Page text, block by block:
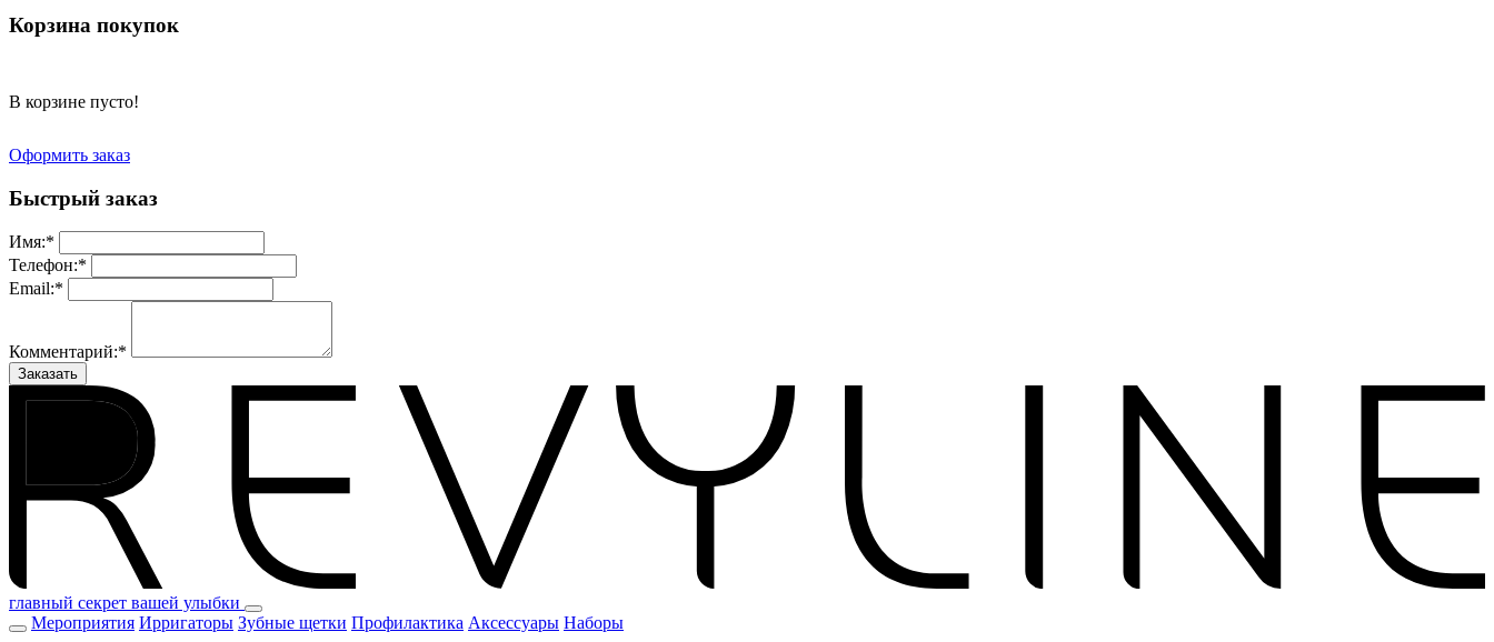
Корзина покупок
В корзине пусто!
Оформить заказ
Быстрый заказ
Имя:*
Телефон:*
Email:*
Комментарий:*
Заказать
главный секрет вашей улыбки
Мероприятия Ирригаторы Зубные щетки Профилактика Аксессуары Наборы